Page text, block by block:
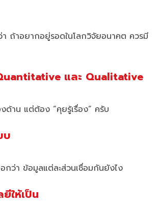
า ถ้าอยากอยู่รอดในโลกวิจัยอนาคต ควรมี
และ Qualitative
ด้าน แต่ต้อง “คุยรู้เรื่อง” ครับ
บ
กว่า ข้อมูลแต่ละส่วนเชื่อมกันยังไง
ยีให้เป็น